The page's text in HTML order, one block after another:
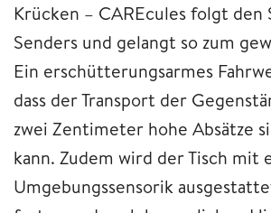
Krücken – CAREcules folgt den
Senders und gelangt so zum
Ein erschütterungsarmes
dass der Transport der
zwei Zentimeter hohe Absätze
kann. Zudem wird der Tisch mit
Umgebungssensorik